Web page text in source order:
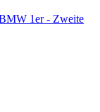
1er - Zweite